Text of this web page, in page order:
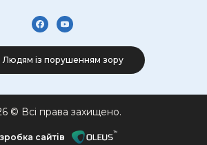
Людям із порушенням зору
© Всі права захищено.
сайтів